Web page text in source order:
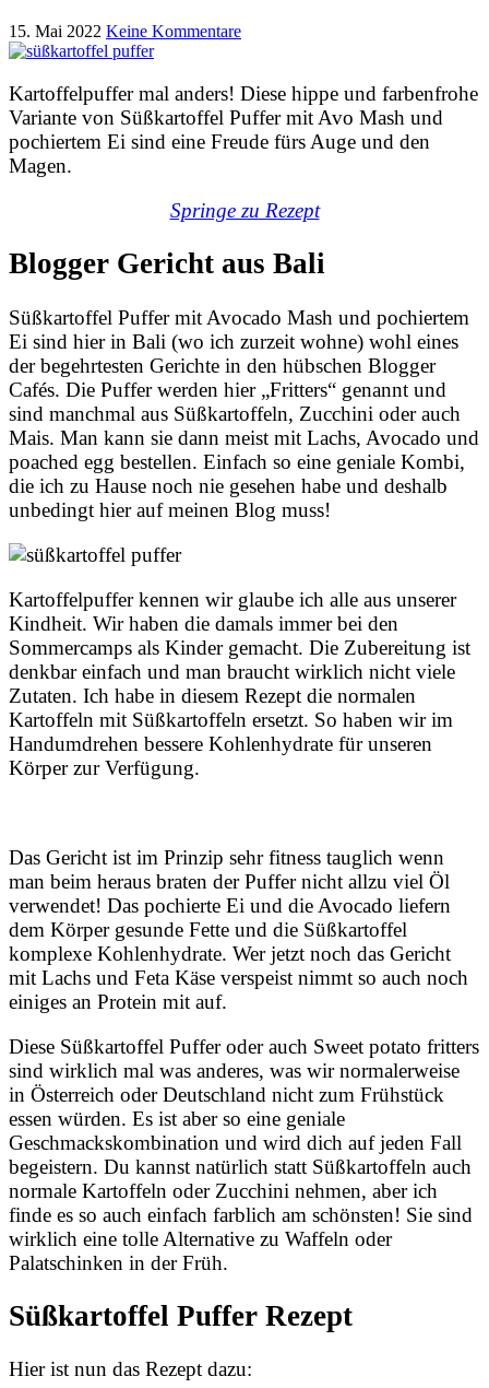
15. Mai 2022 Keine Kommentare
Kartoffelpuffer mal anders! Diese hippe und farbenfrohe
Variante von Süßkartoffel Puffer mit Avo Mash und
pochiertem Ei sind eine Freude fürs Auge und den
Magen.
Springe zu Rezept
Blogger Gericht aus Bali
Süßkartoffel Puffer mit Avocado Mash und pochiertem
Ei sind hier in Bali (wo ich zurzeit wohne) wohl eines
der begehrtesten Gerichte in den hübschen Blogger
Cafés. Die Puffer werden hier „Fritters“ genannt und
sind manchmal aus Süßkartoffeln, Zucchini oder auch
Mais. Man kann sie dann meist mit Lachs, Avocado und
poached egg bestellen. Einfach so eine geniale Kombi,
die ich zu Hause noch nie gesehen habe und deshalb
unbedingt hier auf meinen Blog muss!
Kartoffelpuffer kennen wir glaube ich alle aus unserer
Kindheit. Wir haben die damals immer bei den
Sommercamps als Kinder gemacht. Die Zubereitung ist
denkbar einfach und man braucht wirklich nicht viele
Zutaten. Ich habe in diesem Rezept die normalen
Kartoffeln mit Süßkartoffeln ersetzt. So haben wir im
Handumdrehen bessere Kohlenhydrate für unseren
Körper zur Verfügung.
Das Gericht ist im Prinzip sehr fitness tauglich wenn
man beim heraus braten der Puffer nicht allzu viel Öl
verwendet! Das pochierte Ei und die Avocado liefern
dem Körper gesunde Fette und die Süßkartoffel
komplexe Kohlenhydrate. Wer jetzt noch das Gericht
mit Lachs und Feta Käse verspeist nimmt so auch noch
einiges an Protein mit auf.
Diese Süßkartoffel Puffer oder auch Sweet potato fritters
sind wirklich mal was anderes, was wir normalerweise
in Österreich oder Deutschland nicht zum Frühstück
essen würden. Es ist aber so eine geniale
Geschmackskombination und wird dich auf jeden Fall
begeistern. Du kannst natürlich statt Süßkartoffeln auch
normale Kartoffeln oder Zucchini nehmen, aber ich
finde es so auch einfach farblich am schönsten! Sie sind
wirklich eine tolle Alternative zu Waffeln oder
Palatschinken in der Früh.
Süßkartoffel Puffer Rezept
Hier ist nun das Rezept dazu: